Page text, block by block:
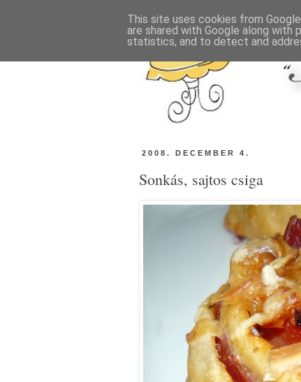
2008. DECEMBER 4.
Sonkás, sajtos csiga
This site uses cookies from
are shared with Google along
statistics, and to detect and